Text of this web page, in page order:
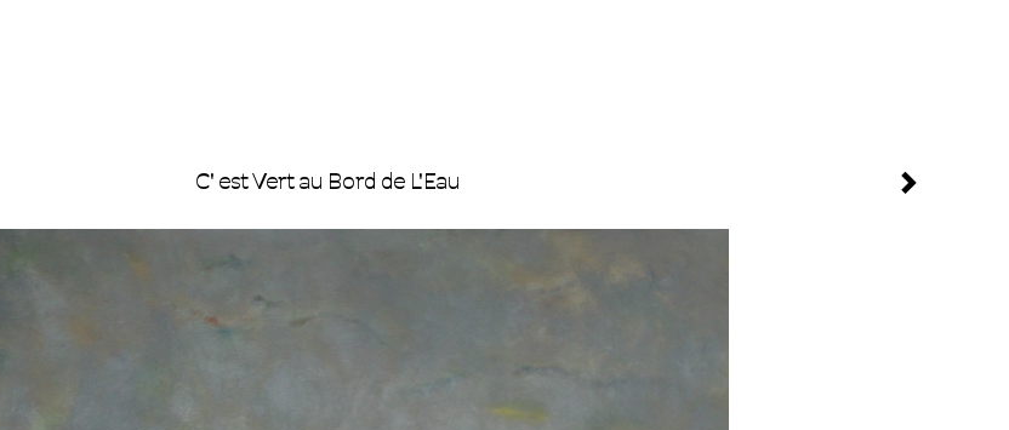
C' est Vert au Bord de L'Eau